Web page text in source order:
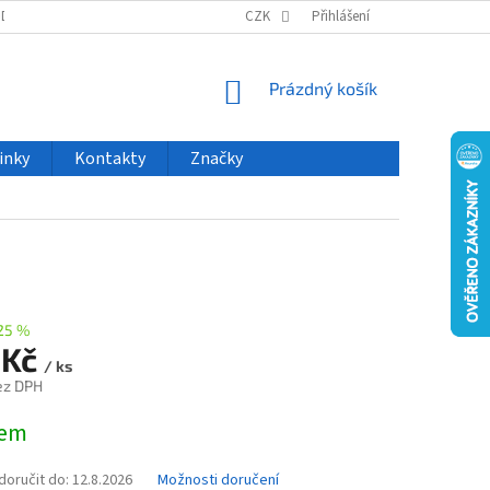
VELKOOBCHOD ČASTO KLADENÉ DOTAZY
CZK Přihlášení
NÁKUPNÍ
Prázdný košík
Kontakty Značky
%
/ ks
DPH
do: 12.8.2026 Možnosti doručení